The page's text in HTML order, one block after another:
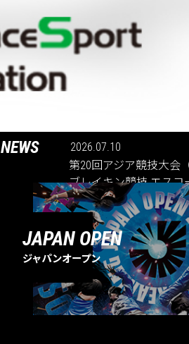
NEWS
2026.07.10
第20回アジア競技大会
ブレイキン競技 エスコ
らせ
JAPAN OPEN
ジャパンオープン